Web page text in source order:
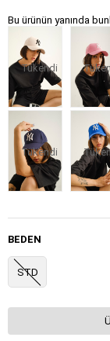
Bu ürünün yanında
Tükendi
Tükendi
BEDEN
STD